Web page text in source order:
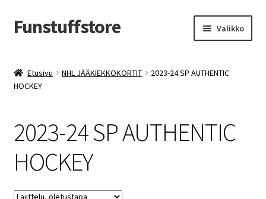
Siirry
navigointiin
Siirry
sisältöön
Funstuffstore Valikko
Etusivu NHL JÄÄKIEKKOKORTIT
2023-24 SP AUTHENTIC
HOCKEY
2023-24 SP AUTHENTIC
HOCKEY